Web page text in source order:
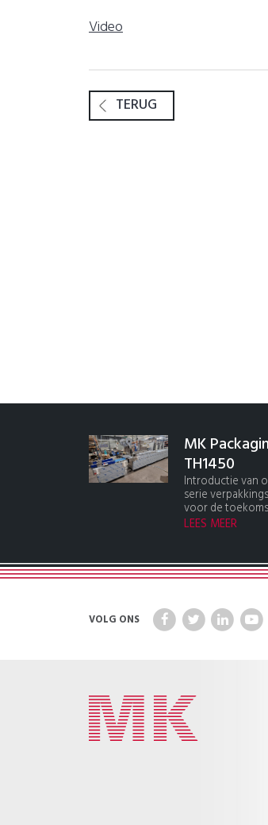
Video
TERUG
MK
TH1450
Introductie van
serie
voor de
LEES MEER
VOLG ONS